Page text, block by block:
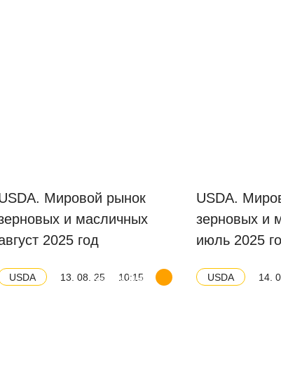
Мировой рынок
и масличных
2025 год
USDA 13. 08. 25 10:15
Скачать баланс
USDA.
зерновых и
июль 2025
USDA 14.